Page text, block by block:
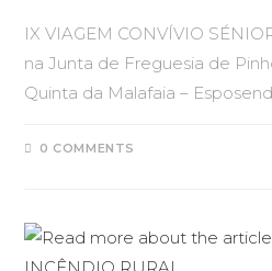
IX VIAGEM CONVÍVIO
na Junta de Freguesia de
Quinta da Malafaia –
0 COMMENTS